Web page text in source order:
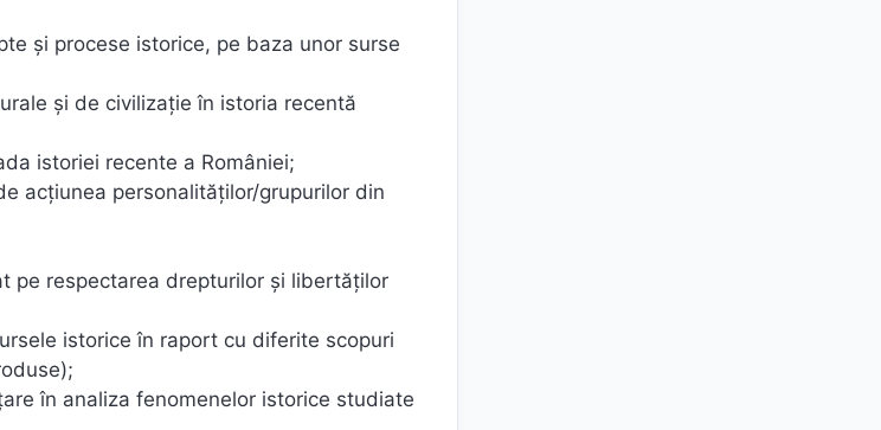
şi procese istorice, pe baza unor surse
şi de civilizaţie în istoria recentă
istoriei recente a României;
acţiunea personalităţilor/grupurilor din
pe respectarea drepturilor și libertăților
istorice în raport cu diferite scopuri
în analiza fenomenelor istorice studiate